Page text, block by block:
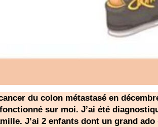
du colon métastasé en
sur moi. J’ai été
J’ai 2 enfants dont un grand